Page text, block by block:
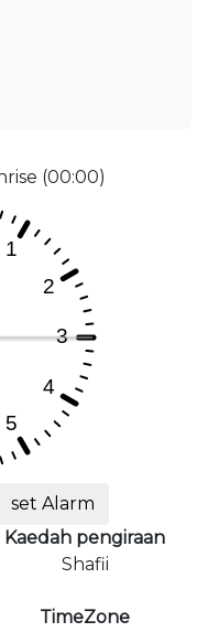
(00:00)
set Alarm
Kaedah pengiraan
Shafii
TimeZone